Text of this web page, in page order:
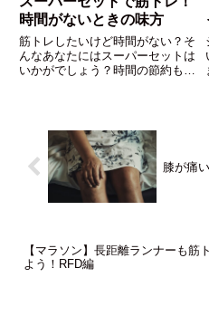
時間がないときの味方
筋トレしたいけど時間がない？そ
んなあなたにはスーパーセットは
いかがでしょう？時間の節約もで
ーニングするべきです。このブロ
グを読めば具体的なセットの組み
方もわかりますよ！
膝が痛
【マラソン】長距離ランナーも筋
よう！RFD編